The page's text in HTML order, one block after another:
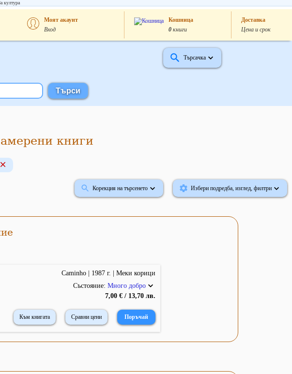
култура
Моят акаунт
Вход
Кошница
0 книги
Доставка
Цена и срок
Търсачка
книги
Корекция на търсенето Избери подредба, изглед, филтри
Caminho | 1987 г. | Меки корици
Състояние: Много добро
7,00 € / 13,70 лв.
Към книгата Сравни цени